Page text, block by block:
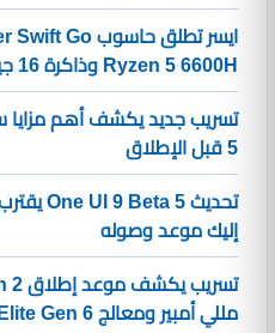
Ryzen 5 6600H وذاكرة 16 جيجابايت
5 قبل الإطلاق
إليك موعد وصوله
مللي أمبير ومعالج Snapdragon 8 Elite Gen 6